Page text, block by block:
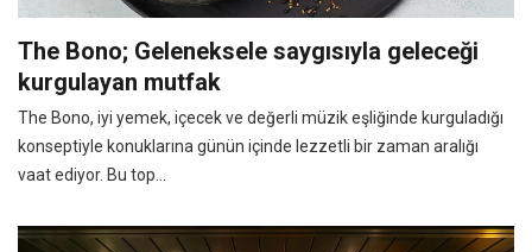
The Bono; Geleneksele saygısıyla geleceği
kurgulayan mutfak
The Bono, iyi yemek, içecek ve değerli müzik eşliğinde kurguladığı
konseptiyle konuklarına günün içinde lezzetli bir zaman aralığı
vaat ediyor. Bu top...